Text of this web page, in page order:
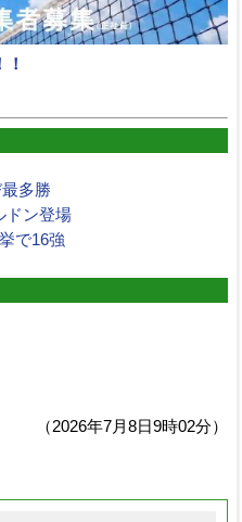
多勝
ドン登場
で16強
（2026年7月8日9時02分）